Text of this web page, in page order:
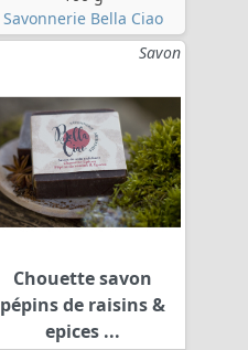
Savonnerie Bella Ciao
Savon
Chouette savon
pépins de raisins &
epices ...